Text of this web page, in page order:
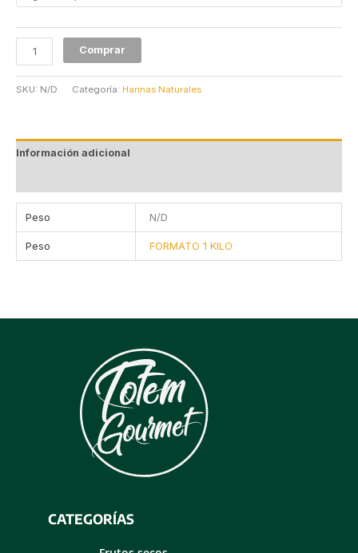
Comprar
SKU: N/D Categoría: Harinas Naturales
Información adicional
Peso N/D
Peso FORMATO 1 KILO
CATEGORÍAS